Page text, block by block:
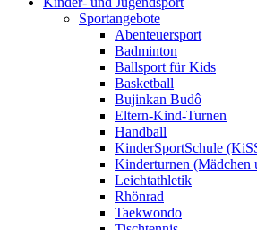
Sportangebote
Abenteuersport
Badminton
Ballsport für Kids
Basketball
Bujinkan Budô
Eltern-Kind-Turnen
Handball
KinderSportSchule
Kinderturnen (Mädchen
Leichtathletik
Rhönrad
Taekwondo